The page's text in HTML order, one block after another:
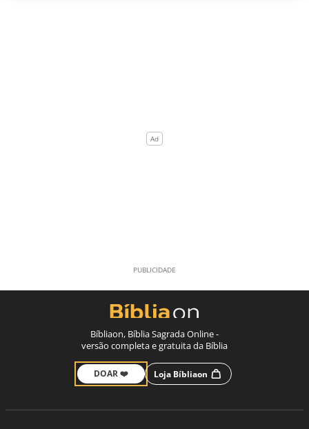
Bíbliaon, Bíblia Sagrada Online -
versão completa e gratuita da Bíblia
DOAR ❤️ Loja Bíbliaon